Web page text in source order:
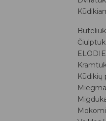
Kūdikių